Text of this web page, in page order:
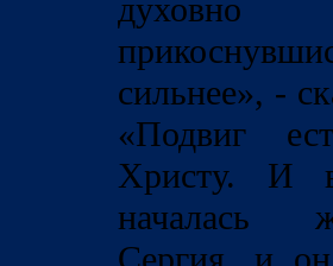
духовно
сильнее», -
«Подвиг
Христу. И
началась